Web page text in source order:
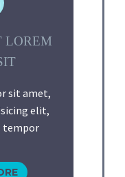
LOREM
sit amet,
elit,
tempor